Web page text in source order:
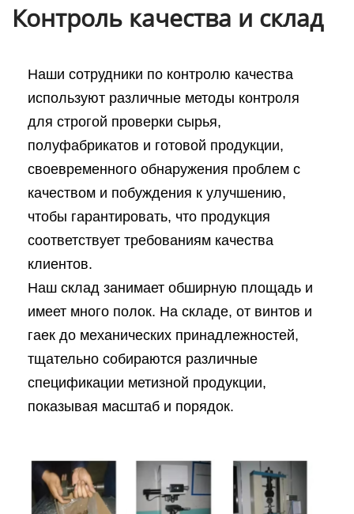
Контроль качества и склад
Наши сотрудники по контролю качества
используют различные методы контроля
для строгой проверки сырья,
полуфабрикатов и готовой продукции,
своевременного обнаружения проблем с
качеством и побуждения к улучшению,
чтобы гарантировать, что продукция
соответствует требованиям качества
клиентов.
Наш склад занимает обширную площадь и
имеет много полок. На складе, от винтов и
гаек до механических принадлежностей,
тщательно собираются различные
спецификации метизной продукции,
показывая масштаб и порядок.